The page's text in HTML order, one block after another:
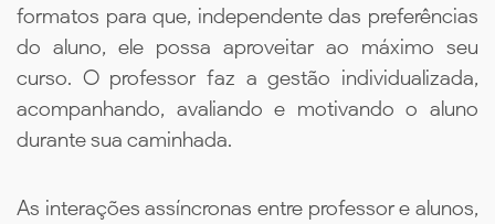
formatos para que, independente das preferências
do aluno, ele possa aproveitar ao máximo seu
curso. O professor faz a gestão individualizada,
acompanhando, avaliando e motivando o aluno
durante sua caminhada.
As interações assíncronas entre professor e alunos,